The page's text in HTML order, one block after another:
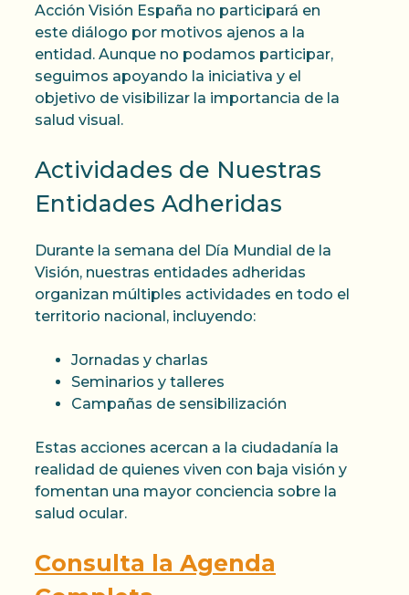
Acción Visión España no participará en
este diálogo por motivos ajenos a la
entidad. Aunque no podamos participar,
seguimos apoyando la iniciativa y el
objetivo de visibilizar la importancia de la
salud visual.
Actividades de Nuestras
Entidades Adheridas
Durante la semana del Día Mundial de la
Visión, nuestras entidades adheridas
organizan múltiples actividades en todo el
territorio nacional, incluyendo:
Jornadas y charlas
Seminarios y talleres
Campañas de sensibilización
Estas acciones acercan a la ciudadanía la
realidad de quienes viven con baja visión y
fomentan una mayor conciencia sobre la
salud ocular.
Consulta la Agenda